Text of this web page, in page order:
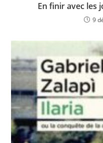
En finir avec les
9